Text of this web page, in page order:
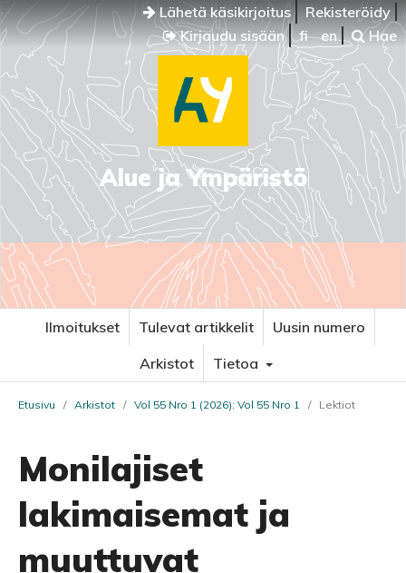
Lähetä käsikirjoitus
Rekisteröidy
Kirjaudu sisään
fi en Hae
Alue ja Ympäristö
Ilmoitukset Tulevat artikkelit
Uusin numero
Arkistot
Tietoa
Etusivu / Arkistot / Vol 55 Nro 1 (2026): Vol 55 Nro 1 / Lektiot
Monilajiset
lakimaisemat ja
muuttuvat